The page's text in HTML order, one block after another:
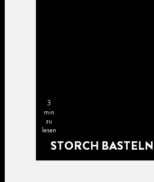
3
min
zu
lesen
STORCH BASTELN